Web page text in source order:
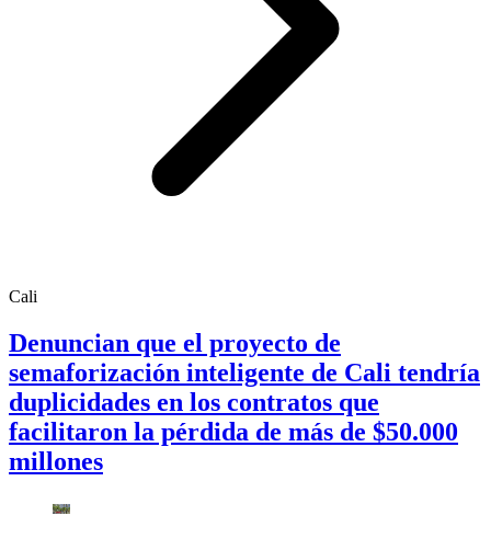
Cali
Denuncian que el proyecto de
semaforización inteligente de Cali tendría
duplicidades en los contratos que
facilitaron la pérdida de más de $50.000
millones